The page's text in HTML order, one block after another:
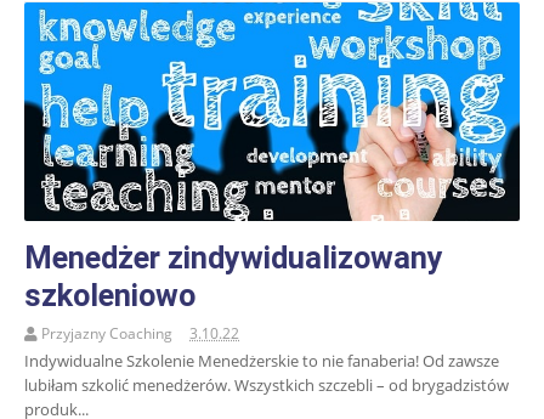
Menedżer zindywidualizowany
szkoleniowo
Przyjazny Coaching 3.10.22
Indywidualne Szkolenie Menedżerskie to nie fanaberia! Od zawsze
lubiłam szkolić menedżerów. Wszystkich szczebli – od brygadzistów
produk...